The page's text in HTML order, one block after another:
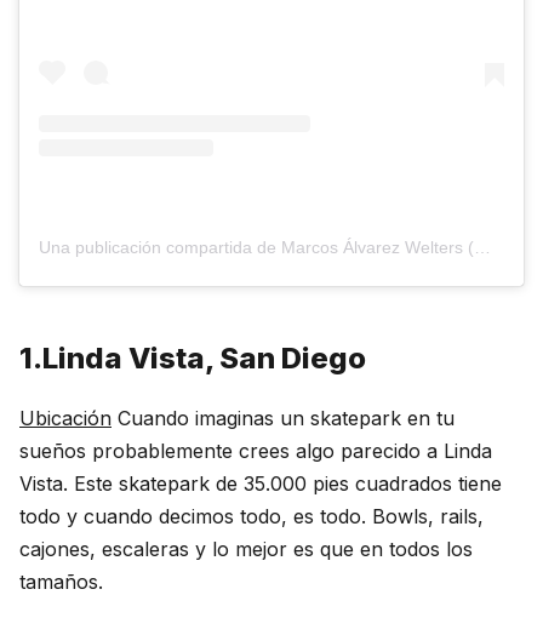
1.Linda Vista, San Diego
Ubicación Cuando imaginas un skatepark en tu
sueños probablemente crees algo parecido a Linda
Vista. Este skatepark de 35.000 pies cuadrados tiene
todo y cuando decimos todo, es todo. Bowls, rails,
cajones, escaleras y lo mejor es que en todos los
tamaños.